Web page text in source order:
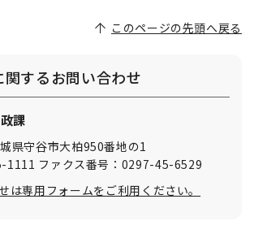
このページの先頭へ戻る
関するお問い合わせ
課
県守谷市大柏950番地の1
1111 ファクス番号：0297-45-6529
は専用フォームをご利用ください。